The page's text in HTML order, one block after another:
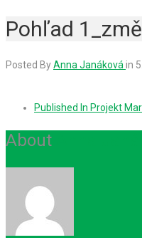
Pohľad
Posted ByAnna Janáková in
Published In Projekt
About